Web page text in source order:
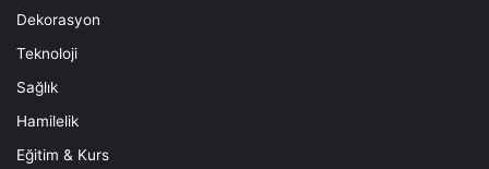
Dekorasyon
Teknoloji
Sağlık
Hamilelik
Eğitim & Kurs